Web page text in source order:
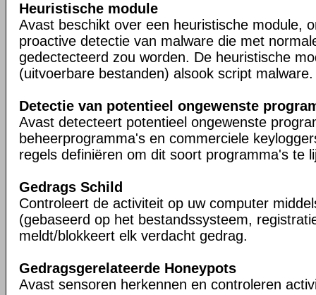
Heuristische module
Avast beschikt over een heuristische module,
proactive detectie van malware die met
gedectecteerd zou worden. De heuristische
(uitvoerbare bestanden) alsook script malware.
Detectie van potentieel ongewenste
Avast detecteert potentieel ongewenste
beheerprogramma's en commerciele
regels definiëren om dit soort programma's te
Gedrags Schild
Controleert de activiteit op uw computer
(gebaseerd op het bestandssysteem,
meldt/blokkeert elk verdacht gedrag.
Gedragsgerelateerde Honeypots
Avast sensoren herkennen en controleren